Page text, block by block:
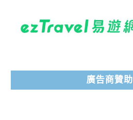
廣告商贊助